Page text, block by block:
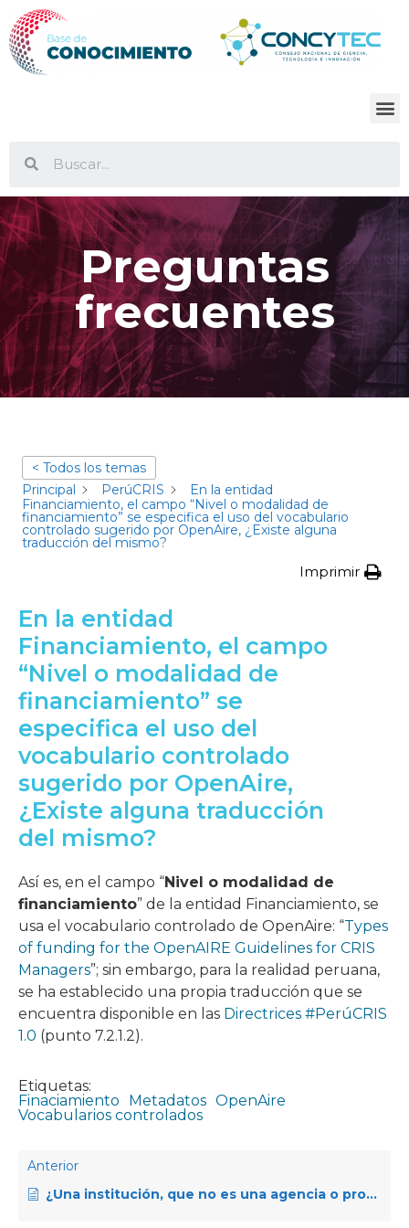
Preguntas
frecuentes
< Todos los temas
Principal
PerúCRIS
En la entidad
Financiamiento, el campo “Nivel o modalidad de
financiamiento” se especifica el uso del vocabulario
controlado sugerido por OpenAire, ¿Existe alguna
traducción del mismo?
Imprimir
En la entidad
Financiamiento, el campo
“Nivel o modalidad de
financiamiento” se
especifica el uso del
vocabulario controlado
sugerido por OpenAire,
¿Existe alguna traducción
del mismo?
Así es, en el campo “Nivel o modalidad de
financiamiento” de la entidad Financiamiento, se
usa el vocabulario controlado de OpenAire: “Types
of funding for the OpenAIRE Guidelines for CRIS
Managers”; sin embargo, para la realidad peruana,
se ha establecido una propia traducción que se
encuentra disponible en las Directrices #PerúCRIS
1.0 (punto 7.2.1.2).
Etiquetas:
Finaciamiento
Metadatos OpenAire
Vocabularios controlados
Anterior
¿Una institución, que no es una agencia o programa de financiamiento, tiene que declarar en #PerúCRIS los financiamientos en los que ha participado?